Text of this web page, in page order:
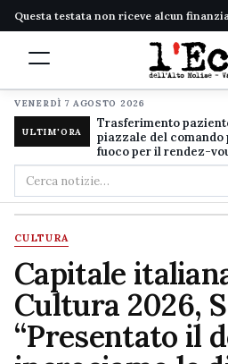
Questa testata non riceve alcun
VENERDÌ 7 AGOSTO 2026
ULTIM'ORA
Trasferimento
piazzale del
fuoco per il rendez-
Cerca
nel
sito
CULTURA
Capitale
Cultura 2026,
“Presentato il